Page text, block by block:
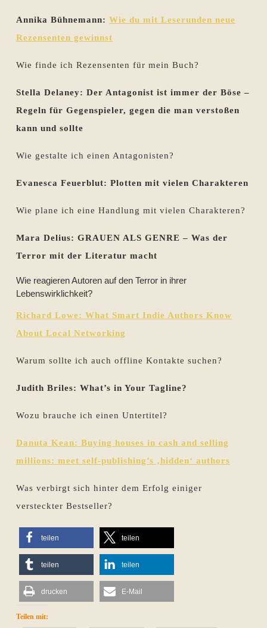
Annika Bühnemann: Wie du mit Leserunden neue
Rezensenten gewinnst
Wie finde ich Rezensenten für mein Buch?
Stella Delaney: Der Antagonist ist immer der Böse –
Regeln für Gegenspieler, gegen die man verstoßen
kann und sollte
Wie gestalte ich einen Antagonisten?
Evanesca Feuerblut: Plotten mit vielen Charakteren
Wie plane ich eine Handlung mit vielen Charakteren?
Mara Delius: GRAUEN ALS GENRE – Was der
Terror mit der Literatur macht
Wie reagieren Autoren auf den Terror in ihrer
Lebenswirklichkeit?
Richard Lowe: What Smart Indie Authors Know
About Local Networking
Warum sollte ich auch offline Kontakte suchen?
Judith Briles: What’s in Your Tagline?
Wozu brauche ich einen Untertitel?
Danuta Kean: Buying houses in cash and selling
millions: meet self-publishing’s ‚hidden‘ authors
Was verbirgt sich hinter dem Erfolg einiger
versteckter Bestseller?
teilen teilen
teilen teilen
drucken E-Mail
Teilen mit: